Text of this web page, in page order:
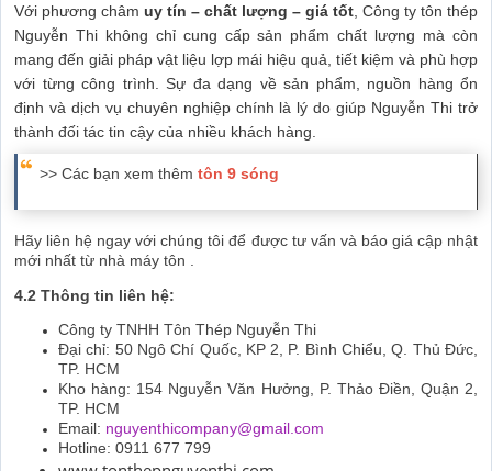
Với phương châm uy tín – chất lượng – giá tốt , Công ty tôn thép
Nguyễn Thi không chỉ cung cấp sản phẩm chất lượng mà còn
mang đến giải pháp vật liệu lợp mái hiệu quả, tiết kiệm và phù hợp
với từng công trình. Sự đa dạng về sản phẩm, nguồn hàng ổn
định và dịch vụ chuyên nghiệp chính là lý do giúp Nguyễn Thi trở
thành đối tác tin cậy của nhiều khách hàng.
>> Các bạn xem thêm tôn 9 sóng
Hãy liên hệ ngay với chúng tôi để được tư vấn và báo giá cập nhật
mới nhất từ nhà máy tôn .
4.2 Thông tin liên hệ:
Công ty TNHH Tôn Thép Nguyễn Thi
Đại chỉ: 50 Ngô Chí Quốc, KP 2, P. Bình Chiểu, Q. Thủ Đức,
TP. HCM
Kho hàng: 154 Nguyễn Văn Hưởng, P. Thảo Điền, Quận 2,
TP. HCM
Email: nguyenthicompany@gmail.com
Hotline: 0911 677 799